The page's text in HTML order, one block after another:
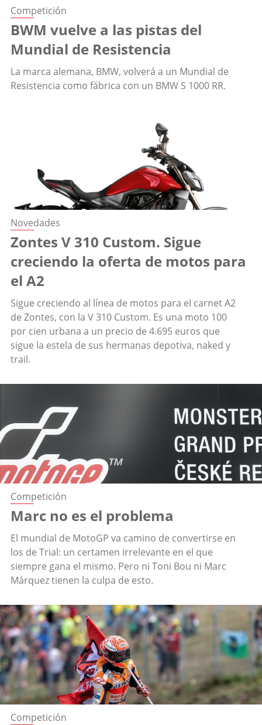
Competición
BWM vuelve a las pistas del
Mundial de Resistencia
La marca alemana, BMW, volverá a un Mundial de
Resistencia como fábrica con un BMW S 1000 RR.
Novedades
Zontes V 310 Custom. Sigue
creciendo la oferta de motos para
el A2
Sigue creciendo al línea de motos para el carnet A2
de Zontes, con la V 310 Custom. Es una moto 100
por cien urbana a un precio de 4.695 euros que
sigue la estela de sus hermanas depotiva, naked y
trail.
Competición
Marc no es el problema
El mundial de MotoGP va camino de convertirse en
los de Trial: un certamen irrelevante en el que
siempre gana el mismo. Pero ni Toni Bou ni Marc
Márquez tienen la culpa de esto.
Competición